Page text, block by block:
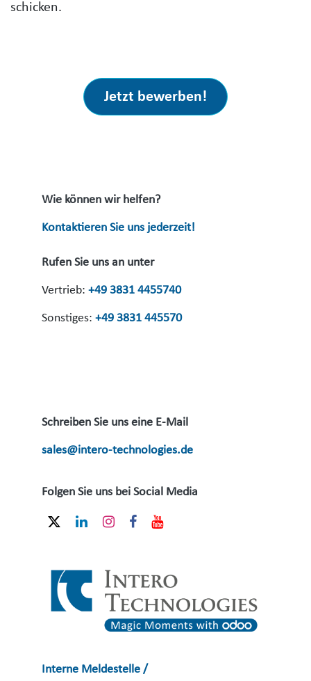
schicken.
Jetzt bewerben!
Wie können wir helfen?
Kontaktieren Sie uns jederzeit!
Rufen Sie uns an unter
Vertrieb: +49 3831 4455740
Sonstiges: +49 3831 445570
Schreiben Sie uns eine E-Mail
sales@intero-technologies.de
Folgen Sie uns bei Social Media
Interne Meldestelle /